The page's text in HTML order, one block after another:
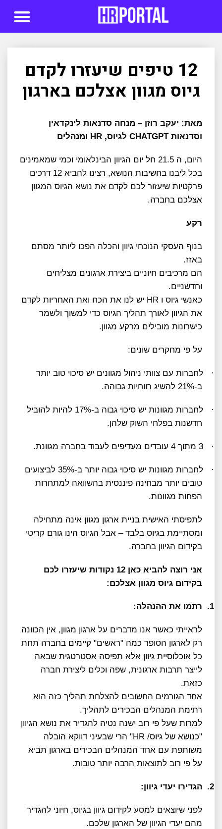
12 טיפים שיעזרו לקדם
גיוס מגוון אצלכם בארגון
מאת: יעקב רוזן – מנחה סדנאות לינקדאין
וסדנאות CHATGPT לגיוס, HR ומנהלים
היום, ה 21.5 חל יום הגיוון הבינלאומי וכמי שמאמינים
בכל ליבנו בחשיבות הנושא, רצינו להביא 12 דרכים
פרקטיות שיעזור לכם לקדם את נושא הגיוס המגוון
אצלכם בחברה.
רקע
בנוף העסקי הנוכחי גיוון והכלה הפכו ליותר מסתם
באזז.
הם מרכיבים חיוניים ביצירת ארגונים מצליחים
וחדשניים.
כאנשי גיוס ו HR יש לנו את הכח ואת האחריות לקדם
את הגיוון לאורך תהליך הגיוס כדי למשוך ולשמר
כישרונות מובילים מרקע מגוון.
על פי מחקרים שונים:
·
לחברות עם צוותי ניהול מגוונים יש סיכוי טוב יותר
ב-21% להשיג רווחיות גבוהה.
·
לחברות מגוונות יש סיכוי גבוה ב-17% להיות להוביל
חדשנות בפלחי השוק שלהן.
· 3 מתוך 4 עובדים מעדיפים לעבוד בחברה מגוונת.
·
לחברות מגוונות יש סיכוי גבוה יותר ב-35% לביצועים
טובים יותר מבחינה פיננסית בהשוואה למתחרות
הפחות מגוונות.
לתפיסתי האישית בניית ארגון מגוון אינה מתחילה
ומסתיימת בגיוס בלבד – אבל הגיוס הינו גורם קריטי
בקידום הגיוון בחברה.
אני רוצה להביא כאן 12 נקודות שיעזרו לכם
בקידום גיוס מגוון אצלכם:
1. רתמו את ההנהלה:
לראייתי כאשר אנו מדברים על ארגון מגוון, אין הכוונה
רק לארגון הסופר כמה "ראשים" קיימים בחברה תחת
כל אוכלוסיית גיוון אלא תפיסה אסטרטגית שבאה
לייצר תרבות ארגונית, שפה וכלים ליצירת חברה
כזאת.
אחד הגורמים החשובים להצלחת תהליך כזה הוא
רתימת המנהלים הבכירים לתהליך.
למרות שעל פי רוב ישנה נטיה להגדיר את נושא הגיוון
"כנושא של גיוס/ HR" הרי שבעיני דווקא הובלה
משותפת עם אחד המנהלים הבכירים בארגון תביא
על פי רוב לתוצאות הרבה יותר טובות.
2. הגדירו יעדי גיוון:
לפני שיוצאים למסע לקידום גיוון בגיוס, חיוני להגדיר
מהם יעדי הגיוון של הארגון שלכם.